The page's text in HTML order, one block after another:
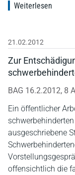
Weiterlesen
21.02.2012
Zur
BAG 16.2.2012, 8
Ein öffentlicher
ausgeschriebene
offensichtlich die